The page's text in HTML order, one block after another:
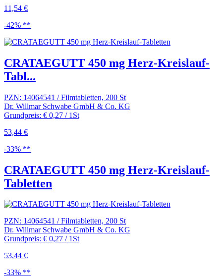
11,54 €
-42% **
CRATAEGUTT 450 mg Herz-Kreislauf-
Tabl...
PZN: 14064541 / Filmtabletten, 200 St
Dr. Willmar Schwabe GmbH & Co. KG
Grundpreis: € 0,27 / 1St
53,44 €
-33% **
CRATAEGUTT 450 mg Herz-Kreislauf-
Tabletten
PZN: 14064541 / Filmtabletten, 200 St
Dr. Willmar Schwabe GmbH & Co. KG
Grundpreis: € 0,27 / 1St
53,44 €
-33% **